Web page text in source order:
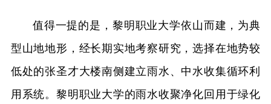
值得一提的是，黎明职业大学依山而建，为典
型山地地形，经长期实地考察研究，选择在地势较
低处的张圣才大楼南侧建立雨水、中水收集循环利
用系统。黎明职业大学的雨水收聚净化回用于绿化